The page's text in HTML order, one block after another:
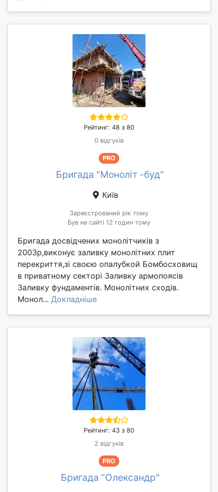
Рейтинг: 48 з 80
0 відгуків
PRO
Бригада "Моноліт -буд"
Київ
Зареєстрований рік тому
Був на сайті 12 годин тому
Бригада досвідчених монолітчиків з
2003р,виконує заливку монолітних плит
перекриття,зі своєю опалубкой Бомбосховищ
в приватному секторі Заливку армопоясів
Заливку фундаментів. Монолітних сходів.
Монол... Докладніше
Рейтинг: 43 з 80
2 відгуків
PRO
Бригада "Олександр"